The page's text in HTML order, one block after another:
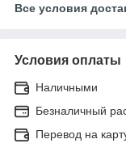
Все условия
Условия оплаты
Наличными
Безналичный
Перевод на